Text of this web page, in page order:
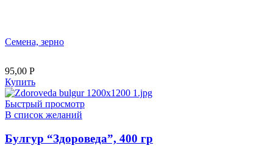
Семена, зерно
95,00 Р
Купить
Быстрый просмотр
В список желаний
Булгур “Здороведа”, 400 гр